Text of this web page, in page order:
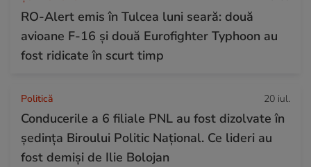
RO-Alert emis în Tulcea luni seară: două
avioane F-16 și două Eurofighter Typhoon au
fost ridicate în scurt timp
Politică 20 iul.
Conducerile a 6 filiale PNL au fost dizolvate în
ședința Biroului Politic Național. Ce lideri au
fost demiși de Ilie Bolojan